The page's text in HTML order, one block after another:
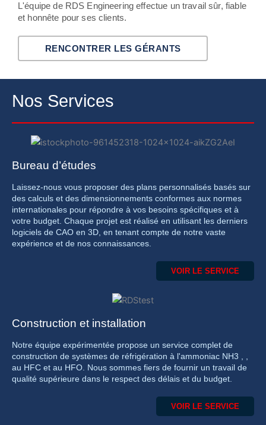
L'équipe de RDS Engineering effectue un travail sûr, fiable
et honnête pour ses clients.
RENCONTRER LES GÉRANTS
Nos Services
Bureau d’études
Laissez-nous vous proposer des plans personnalisés basés sur
des calculs et des dimensionnements conformes aux normes
internationales pour répondre à vos besoins spécifiques et à
votre budget. Chaque projet est réalisé en utilisant les derniers
logiciels de CAO en 3D, en tenant compte de notre vaste
expérience et de nos connaissances.
VOIR LE SERVICE
Construction et installation
Notre équipe expérimentée propose un service complet de
construction de systèmes de réfrigération à l'ammoniac NH3 , ,
au HFC et au HFO. Nous sommes fiers de fournir un travail de
qualité supérieure dans le respect des délais et du budget.
VOIR LE SERVICE